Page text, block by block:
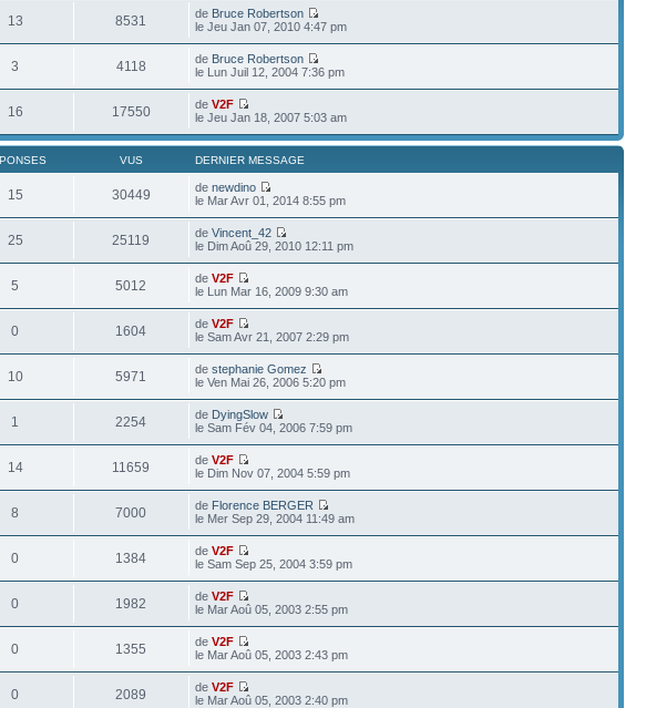
13 8531 de Bruce Robertson
le Jeu Jan 07, 2010 4:47 pm
3 4118 de Bruce Robertson
le Lun Juil 12, 2004 7:36 pm
16 17550 deV2F
le Jeu Jan 18, 2007 5:03 am
VUS DERNIER MESSAGE
15 30449 denewdino
le Mar Avr 01, 2014 8:55 pm
25 25119 deVincent_42
le Dim Aoû 29, 2010 12:11 pm
5 5012 deV2F
le Lun Mar 16, 2009 9:30 am
0 1604 deV2F
le Sam Avr 21, 2007 2:29 pm
10 5971 destephanie Gomez
le Ven Mai 26, 2006 5:20 pm
1 2254 de DyingSlow
le Sam Fév 04, 2006 7:59 pm
14 11659 deV2F
le Dim Nov 07, 2004 5:59 pm
8 7000 de Florence BERGER
le Mer Sep 29, 2004 11:49 am
0 1384 deV2F
le Sam Sep 25, 2004 3:59 pm
0 1982 deV2F
le Mar Aoû 05, 2003 2:55 pm
0 1355 deV2F
le Mar Aoû 05, 2003 2:43 pm
0 2089 deV2F
le Mar Aoû 05, 2003 2:40 pm